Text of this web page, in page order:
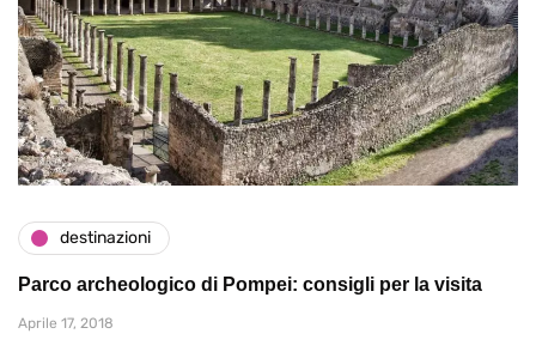
destinazioni
Parco archeologico di Pompei: consigli per la visita
Aprile 17, 2018